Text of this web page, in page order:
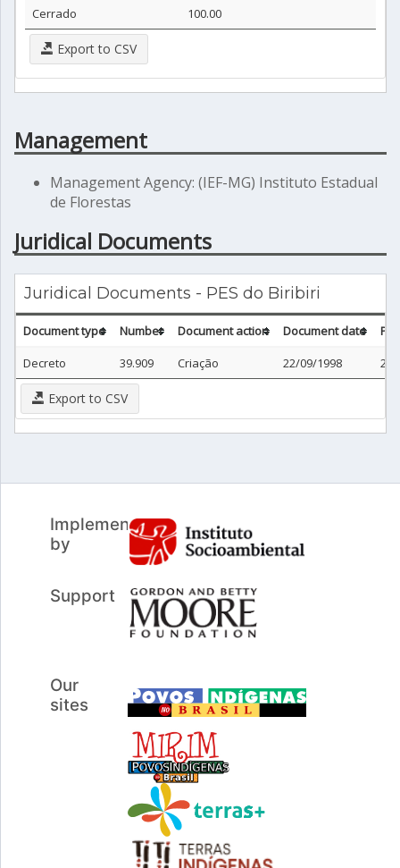
Cerrado
100.00
Export to CSV
Management
Management Agency: (IEF-MG) Instituto Estadual
de Florestas
Juridical Documents
Juridical Documents - PES do Biribiri
Document type Number Document action Document date
Decreto
39.909 Criação 22/09/1998 23/
Export to CSV